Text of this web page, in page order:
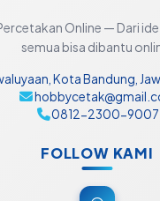
Online — Dari
semua bisa dibantu
Kota Bandung,
0812-2300-9007
FOLLOW KAMI